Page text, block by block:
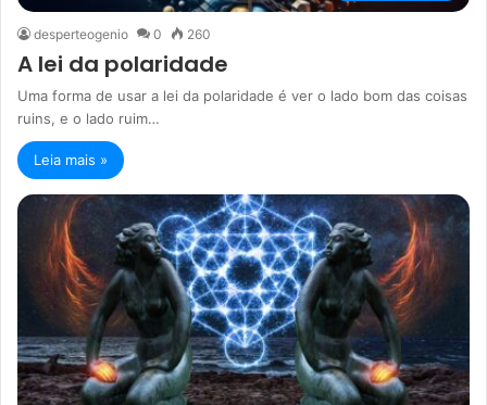
desperteogenio 0 260
A lei da polaridade
Uma forma de usar a lei da polaridade é ver o lado bom das coisas
ruins, e o lado ruim…
Leia mais »